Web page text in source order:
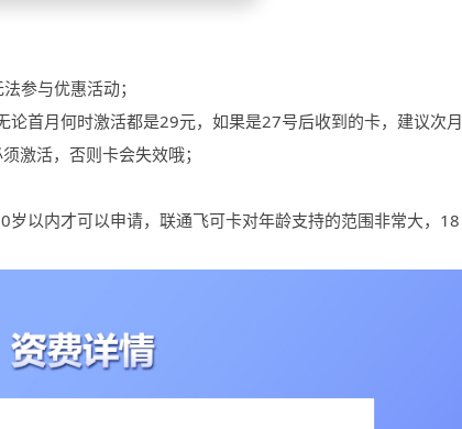
参与优惠活动；
首月何时激活都是29元，如果是27号后收到的卡，建议次月
激活，否则卡会失效哦；
以内才可以申请，联通飞可卡对年龄支持的范围非常大，18